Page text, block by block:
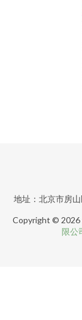
地址：北京市房
Copyright © 2026
限公